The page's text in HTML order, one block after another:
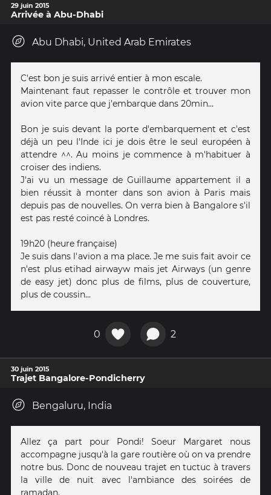
29 juin 2015
Arrivée à Abu-Dhabi
Abu Dhabi, United Arab Emirates
C'est bon je suis arrivé entier à mon escale.
Maintenant faut repasser le contrôle et trouver mon
avion vite parce que j'embarque dans 20min...
Bon je suis devant la porte d'embarquement et c'est
déjà un peu l'Inde ici je dois être le seul européen à
attendre ^^. Au moins je commence à m'habituer à
croiser des indiens.
J'ai vu un message de Guillaume appartement il a
bien réussit à monter dans son avion à Paris mais
depuis pas de nouvelles. On verra bien à Bangalore s'il
est pas resté coincé à Londres.
19h20 (heure française)
Je suis dans l'avion a ma place. Je me suis fait avoir ce
n'est plus etihad airwayw mais jet Airways (un genre
de easy jet) donc plus de films, plus de couverture,
plus de coussin...
0 2
30 juin 2015
Trajet Bangalore-Pondicherry
Bengaluru, India
Allez ça part pour Pondi! Soeur Margaret nous
accompagne jusqu'à la gare routière où on va prendre
notre bus. Donc de nouveau trajet en tuctuc à travers
la ville de nuit avec l'ambiance des soirées de
ramadan.